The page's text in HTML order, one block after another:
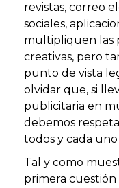
revistas, correo
sociales,
multipliquen las
creativas, pero
punto de vista
olvidar que, si
publicitaria en
debemos
todos y cada uno
Tal y como
primera